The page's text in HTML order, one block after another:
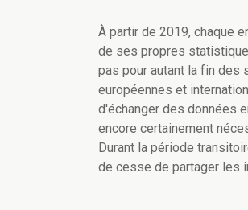
À partir de 2019, chaque
de ses propres
pas pour autant la fin des
européennes et
d'échanger des données
encore certainement
Durant la période
de cesse de partager les